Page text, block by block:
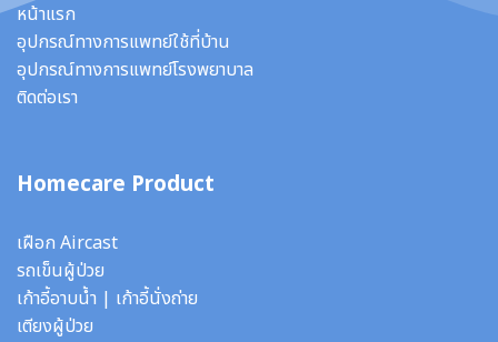
หน้าแรก
อุปกรณ์ทางการแพทย์ใช้ที่บ้าน
อุปกรณ์ทางการแพทย์โรงพยาบาล
ติดต่อเรา
Homecare Product
เฝือก Aircast
รถเข็นผู้ป่วย
เก้าอี้อาบน้ำ | เก้าอี้นั่งถ่าย
เตียงผู้ป่วย